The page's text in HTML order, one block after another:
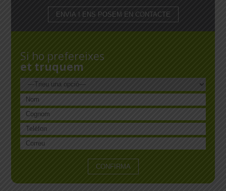
Si ho prefereixes
et truquem